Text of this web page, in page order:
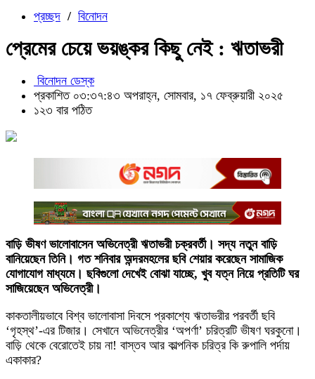
প্রচ্ছদ / বিনোদন
প্রেমের চেয়ে ভয়ঙ্কর কিছু নেই : ঋতাভরী
বিনোদন ডেস্ক
প্রকাশিত ০৩:৩৭:৪৩ অপরাহ্ন, সোমবার, ১৭ ফেব্রুয়ারী ২০২৫
১২৩ বার পঠিত
বাড়ি ভীষণ ভালোবাসেন অভিনেত্রী ঋতাভরী চক্রবর্তী। সদ্য নতুন বাড়ি
বানিয়েছেন তিনি। গত শনিবার অন্দরমহলের ছবি শেয়ার করেছেন সামাজিক
যোগাযোগ মাধ্যমে। ছবিগুলো দেখেই বোঝা যাচ্ছে, খুব যত্ন নিয়ে প্রতিটি ঘর
সাজিয়েছেন অভিনেত্রী।
কাকতালীয়ভাবে বিশ্ব ভালোবাসা দিবসে প্রকাশ্যে ঋতাভরীর পরবর্তী ছবি
‘গৃহস্থ’-এর টিজার। সেখানে অভিনেত্রীর ‘অপর্ণা’ চরিত্রটি ভীষণ ঘরকুনো।
বাড়ি থেকে বেরোতেই চায় না! বাস্তব আর কাল্পনিক চরিত্র কি রুপালি পর্দায়
একাকার?